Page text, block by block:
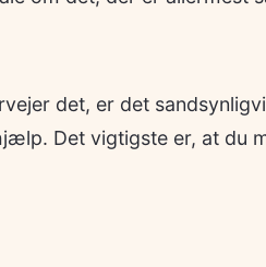
det, er det
Det vigtigste er, at